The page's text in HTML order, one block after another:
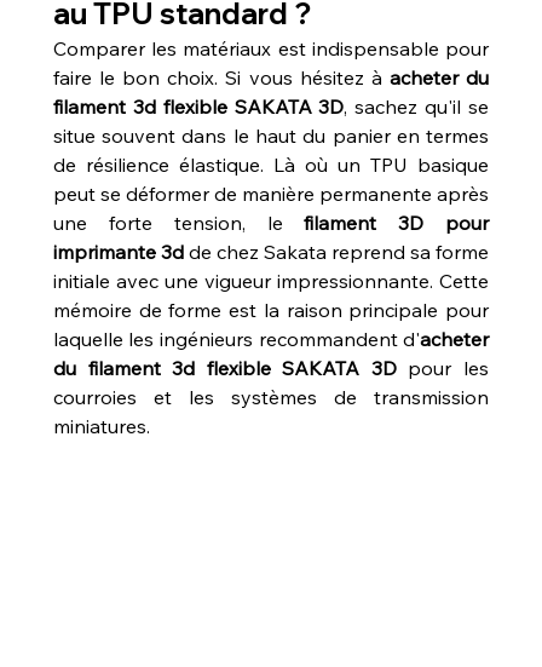
au TPU standard ?
Comparer les matériaux est indispensable pour
faire le bon choix. Si vous hésitez à acheter du
filament 3d flexible SAKATA 3D, sachez qu'il se
situe souvent dans le haut du panier en termes
de résilience élastique. Là où un TPU basique
peut se déformer de manière permanente après
une forte tension, le filament 3D pour
imprimante 3d de chez Sakata reprend sa forme
initiale avec une vigueur impressionnante. Cette
mémoire de forme est la raison principale pour
laquelle les ingénieurs recommandent d'acheter
du filament 3d flexible SAKATA 3D pour les
courroies et les systèmes de transmission
miniatures.